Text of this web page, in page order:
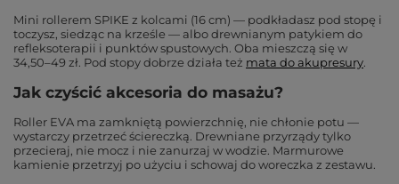
Mini rollerem SPIKE z kolcami (16 cm) — podkładasz pod stopę i
toczysz, siedząc na krześle — albo drewnianym patykiem do
refleksoterapii i punktów spustowych. Oba mieszczą się w
34,50–49 zł. Pod stopy dobrze działa też mata do akupresury.
Jak czyścić akcesoria do masażu?
Roller EVA ma zamkniętą powierzchnię, nie chłonie potu —
wystarczy przetrzeć ściereczką. Drewniane przyrządy tylko
przecieraj, nie mocz i nie zanurzaj w wodzie. Marmurowe
kamienie przetrzyj po użyciu i schowaj do woreczka z zestawu.